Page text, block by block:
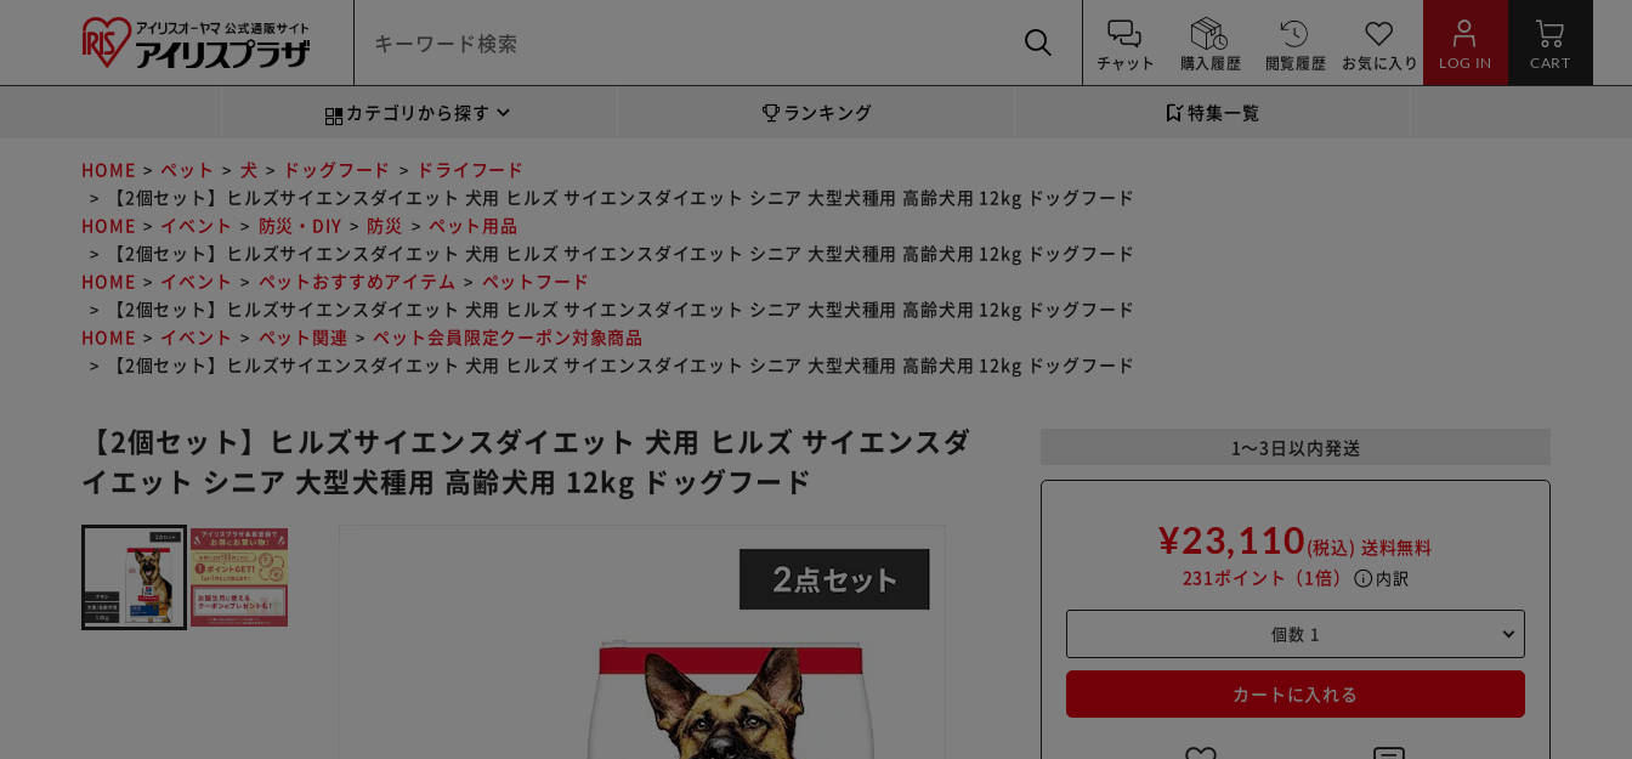
チャット 購入履歴 閲覧履歴 お気に入り LOG IN CART
カテゴリから探す ランキング 特集一覧
HOME ペット 犬 ドッグフード
ドライフード
【2個セット】ヒルズサイエンスダイエット 犬用 ヒルズ サイエンスダイエット シニア 大型犬種用 高齢犬用 12kg ドッグフード
HOME
イベント 防災・DIY 防災
ペット用品
【2個セット】ヒルズサイエンスダイエット 犬用 ヒルズ サイエンスダイエット シニア 大型犬種用 高齢犬用 12kg ドッグフード
HOME
イベント ペットおすすめアイテム
ペットフード
【2個セット】ヒルズサイエンスダイエット 犬用 ヒルズ サイエンスダイエット シニア 大型犬種用 高齢犬用 12kg ドッグフード
HOME
イベント ペット関連
ペット会員限定クーポン対象商品
【2個セット】ヒルズサイエンスダイエット 犬用 ヒルズ サイエンスダイエット シニア 大型犬種用 高齢犬用 12kg ドッグフード
【2個セット】ヒルズサイエンスダイエット 犬用 ヒルズ サイエンスダ
イエット シニア 大型犬種用 高齢犬用 12kg ドッグフード
1～3日以内発送
¥23,110(税込) 送料無料
231ポイント （1倍） info 内訳
カートに入れる